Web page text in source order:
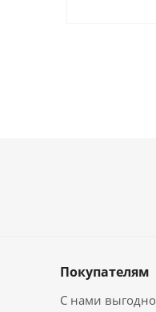
Покупателям
С нами выгодно